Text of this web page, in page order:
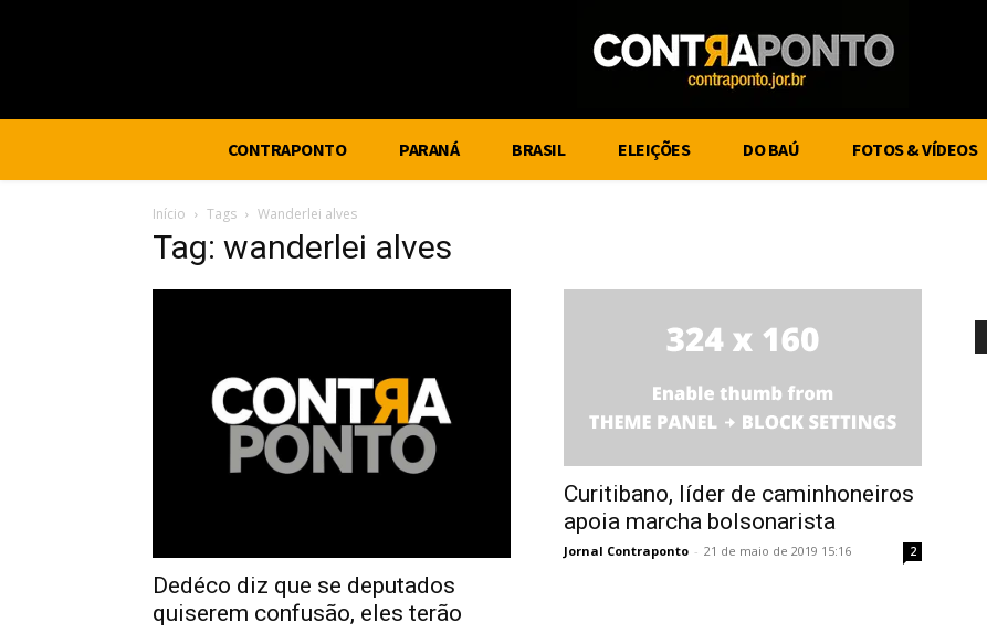
CONTRAPONTO PARANÁ BRASIL ELEIÇÕES DO BAÚ FOTOS & VÍDEOS
Início Tags Wanderlei alves
Tag: wanderlei alves
Dedéco diz que se deputados
quiserem confusão, eles terão
Curitibano, líder de caminhoneiros
apoia marcha bolsonarista
Jornal Contraponto - 21 de maio de 2019 15:16 2